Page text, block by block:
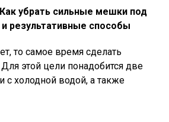
убрать сильные мешки под
результативные способы
то самое время сделать
этой цели понадобится две
с холодной водой, а также